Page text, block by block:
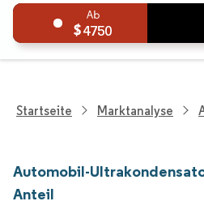
4750
Startseite Marktanalyse
Automobil-
Anteil